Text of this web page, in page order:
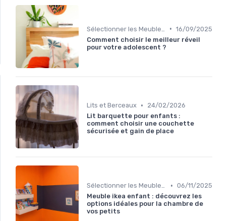
• 16/09/2025
Comment choisir le meilleur réveil
pour votre adolescent ?
Lits et Berceaux •
24/02/2026
Lit barquette pour enfants :
comment choisir une couchette
sécurisée et gain de place
Sélectionner les Meubles Appropriés • 06/11/2025
Meuble ikea enfant : découvrez les
options idéales pour la chambre de
vos petits